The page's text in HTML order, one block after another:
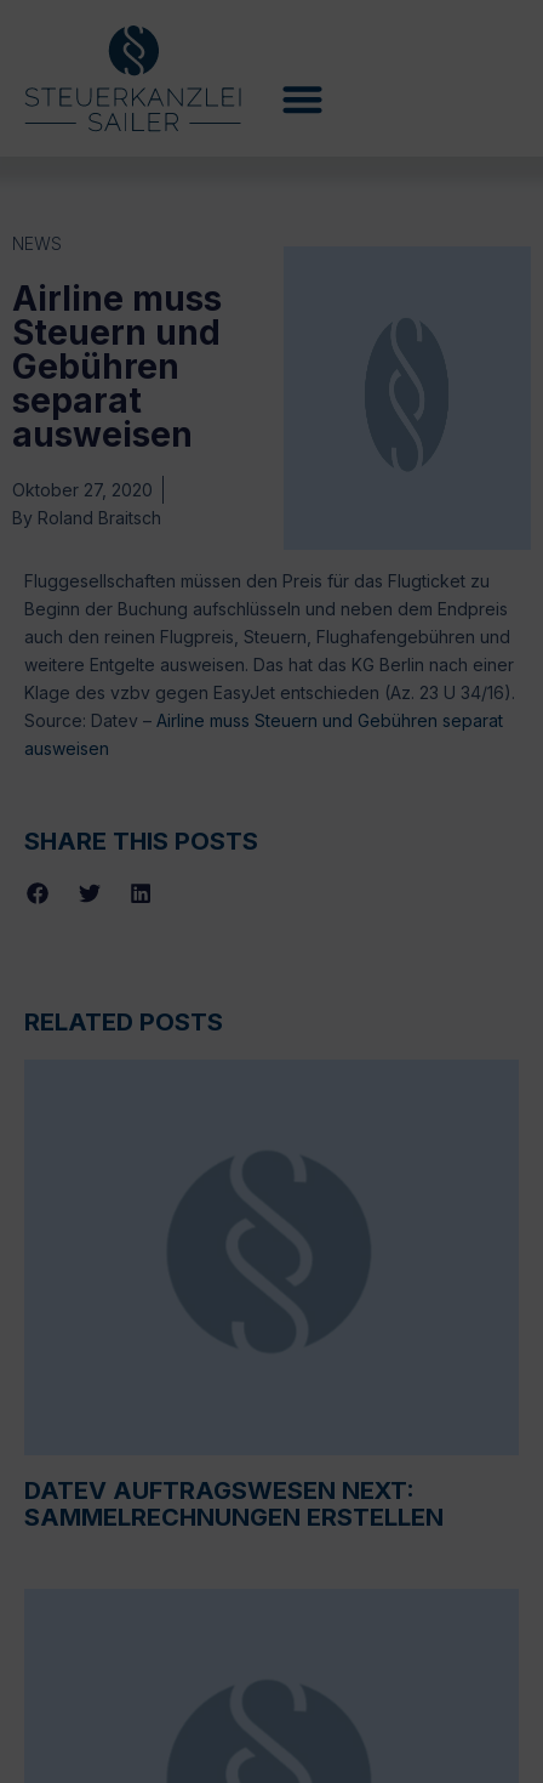
NEWS
Airline muss
Steuern und
Gebühren
separat
ausweisen
Oktober 27, 2020
By Roland Braitsch
Fluggesellschaften müssen den Preis für das Flugticket zu
Beginn der Buchung aufschlüsseln und neben dem Endpreis
auch den reinen Flugpreis, Steuern, Flughafengebühren und
weitere Entgelte ausweisen. Das hat das KG Berlin nach einer
Klage des vzbv gegen EasyJet entschieden (Az. 23 U 34/16).
Source: Datev – Airline muss Steuern und Gebühren separat
ausweisen
SHARE THIS POSTS
RELATED POSTS
DATEV AUFTRAGSWESEN NEXT:
SAMMELRECHNUNGEN ERSTELLEN